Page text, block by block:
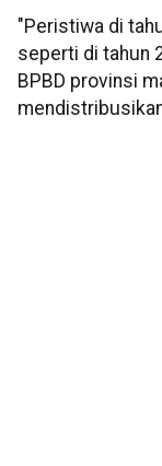
"Peristiwa di
seperti di tahun
BPBD provinsi